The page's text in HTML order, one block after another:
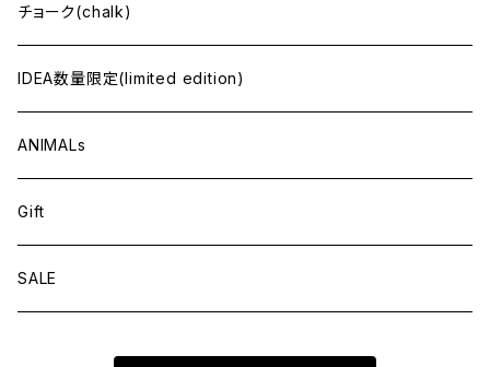
tiny size（小さめ）
腰付けチョークバッグ
バッグ(bag)
帽子・ベルトなど(hat・belt)
チョーク(chalk)
IDEA数量限定(limited edition)
ANIMALs
Gift
SALE